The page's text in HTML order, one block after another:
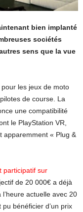
bien implanté
sociétés
sens que la vue
pour les jeux de moto
de course. La
une compatibilité
le PlayStation VR,
apparemment « Plug &
participatif sur
de 20 000€ a déjà
actuelle avec 20
bénéficier d’un prix